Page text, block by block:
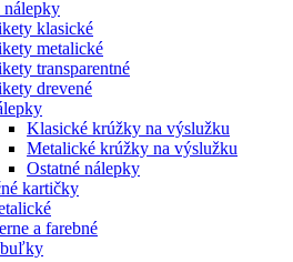
nálepky
klasické
metalické
transparentné
drevené
Klasické krúžky na výslužku
Metalické krúžky na výslužku
Ostatné nálepky
kartičky
a farebné